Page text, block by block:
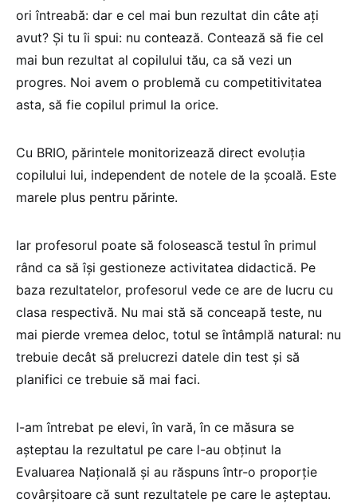
ori întreabă: dar e cel mai bun rezultat din câte ați
avut? Și tu îi spui: nu contează. Contează să fie cel
mai bun rezultat al copilului tău, ca să vezi un
progres. Noi avem o problemă cu competitivitatea
asta, să fie copilul primul la orice.
Cu BRIO, părintele monitorizează direct evoluția
copilului lui, independent de notele de la școală. Este
marele plus pentru părinte.
Iar profesorul poate să folosească testul în primul
rând ca să își gestioneze activitatea didactică. Pe
baza rezultatelor, profesorul vede ce are de lucru cu
clasa respectivă. Nu mai stă să conceapă teste, nu
mai pierde vremea deloc, totul se întâmplă natural: nu
trebuie decât să prelucrezi datele din test și să
planifici ce trebuie să mai faci.
I-am întrebat pe elevi, în vară, în ce măsura se
așteptau la rezultatul pe care l-au obținut la
Evaluarea Națională și au răspuns într-o proporție
covârșitoare că sunt rezultatele pe care le așteptau.